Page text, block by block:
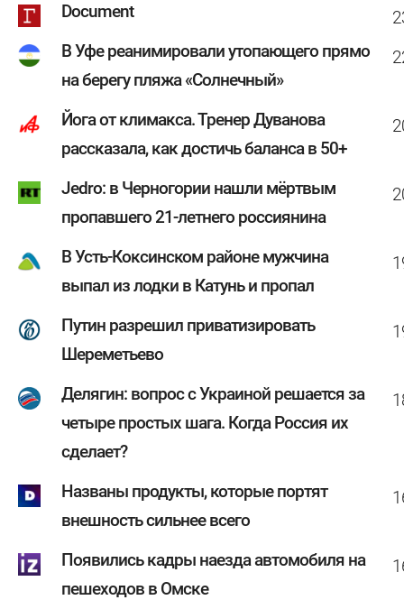
Document
В Уфе реанимировали утопающего прямо
на берегу пляжа «Солнечный»
Йога от климакса. Тренер Дуванова
рассказала, как достичь баланса в 50+
Jedro: в Черногории нашли мёртвым
пропавшего 21-летнего россиянина
В Усть-Коксинском районе мужчина
выпал из лодки в Катунь и пропал
Путин разрешил приватизировать
Шереметьево
Делягин: вопрос с Украиной решается за
четыре простых шага. Когда Россия их
сделает?
Названы продукты, которые портят
внешность сильнее всего
Появились кадры наезда автомобиля на
пешеходов в Омске